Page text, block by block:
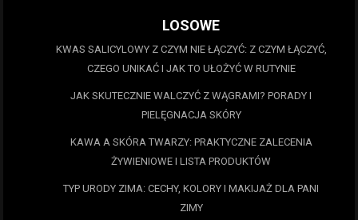
LOSOWE
KWAS SALICYLOWY Z CZYM NIE ŁĄCZYĆ: Z CZYM ŁĄCZYĆ,
CZEGO UNIKAĆ I JAK TO UŁOŻYĆ W RUTYNIE
JAK SKUTECZNIE WALCZYĆ Z WĄGRAMI? PORADY I
PIELĘGNACJA SKÓRY
KAWA A SKÓRA TWARZY: PRAKTYCZNE ZALECENIA
ŻYWIENIOWE I LISTA PRODUKTÓW
TYP URODY ZIMA: CECHY, KOLORY I MAKIJAŻ DLA PANI
ZIMY